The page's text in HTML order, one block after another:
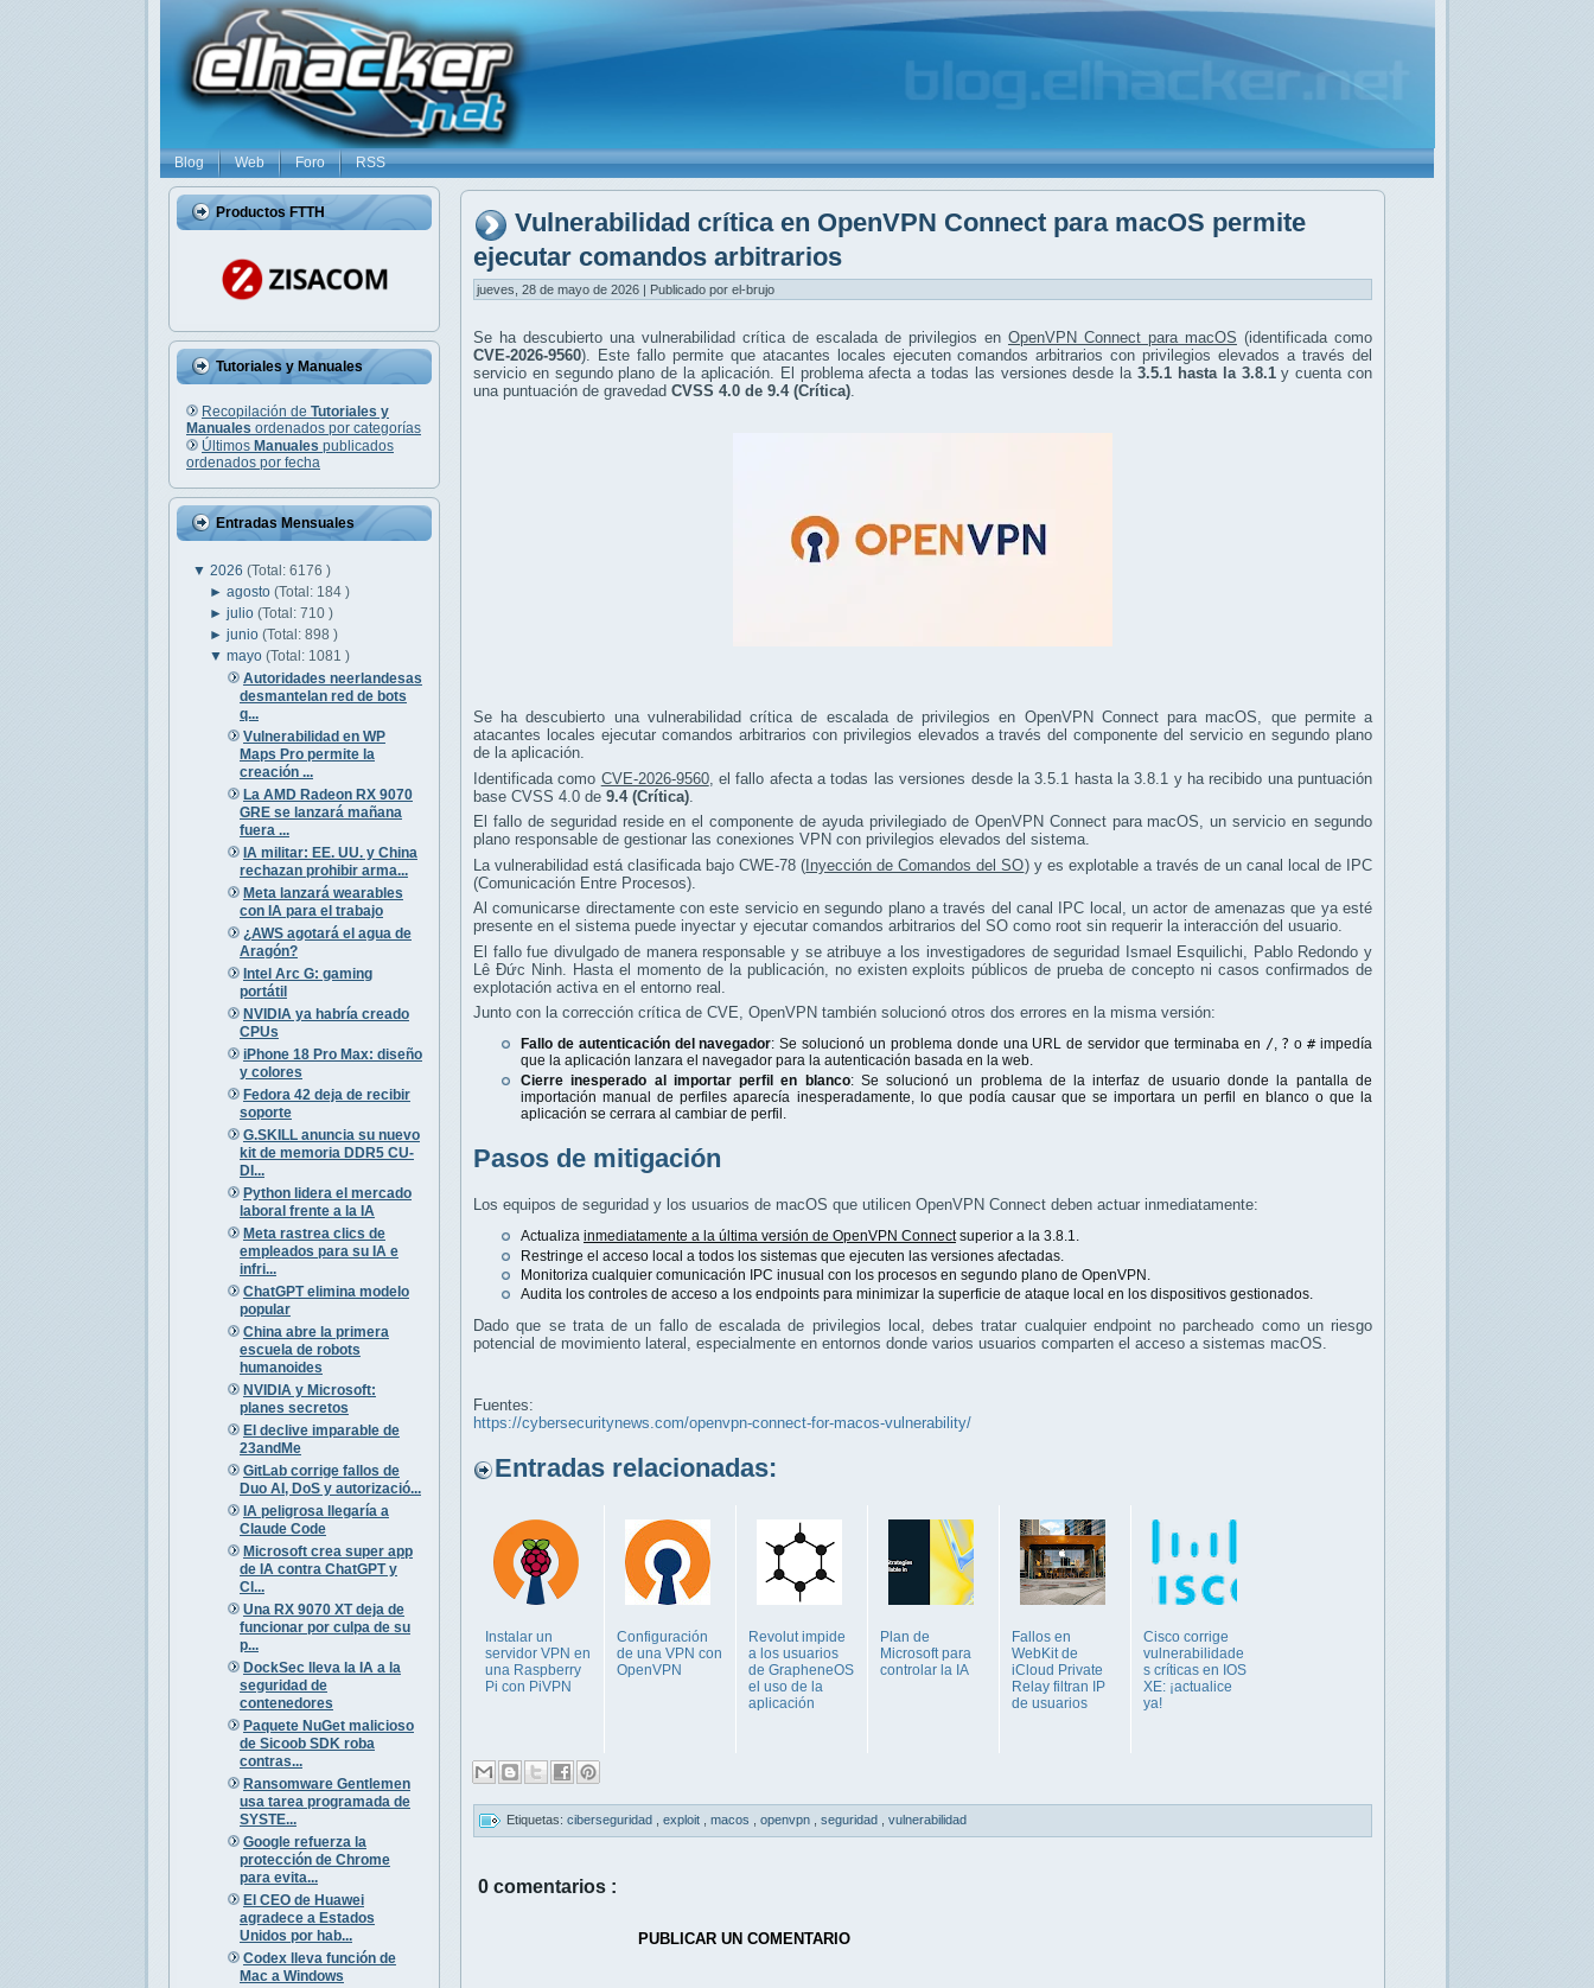
Blog Web Foro RSS
Productos FTTH
Tutoriales y Manuales
Recopilación de Tutoriales y
Manuales ordenados por categorías
Últimos Manuales publicados
ordenados por fecha
Entradas Mensuales
▼ 2026 (Total: 6176 )
►agosto(Total: 184 )
►julio(Total: 710 )
►junio(Total: 898 )
▼mayo(Total: 1081 )
Autoridades neerlandesas
desmantelan red de bots
q...
Vulnerabilidad en WP
Maps Pro permite la
creación ...
La AMD Radeon RX 9070
GRE se lanzará mañana
fuera ...
IA militar: EE. UU. y China
rechazan prohibir arma...
Meta lanzará wearables
con IA para el trabajo
¿AWS agotará el agua de
Aragón?
Intel Arc G: gaming
portátil
NVIDIA ya habría creado
CPUs
iPhone 18 Pro Max: diseño
y colores
Fedora 42 deja de recibir
soporte
G.SKILL anuncia su nuevo
kit de memoria DDR5 CU-
DI...
Python lidera el mercado
laboral frente a la IA
Meta rastrea clics de
empleados para su IA e
infri...
ChatGPT elimina modelo
popular
China abre la primera
escuela de robots
humanoides
NVIDIA y Microsoft:
planes secretos
El declive imparable de
23andMe
GitLab corrige fallos de
Duo AI, DoS y autorizació...
IA peligrosa llegaría a
Claude Code
Microsoft crea super app
de IA contra ChatGPT y
Cl...
Una RX 9070 XT deja de
funcionar por culpa de su
p...
DockSec lleva la IA a la
seguridad de
contenedores
Paquete NuGet malicioso
de Sicoob SDK roba
contras...
Ransomware Gentlemen
usa tarea programada de
SYSTE...
Google refuerza la
protección de Chrome
para evita...
El CEO de Huawei
agradece a Estados
Unidos por hab...
Codex lleva función de
Mac a Windows
Vulnerabilidad crítica en OpenVPN Connect para macOS permite
ejecutar comandos arbitrarios
jueves, 28 de mayo de 2026 | Publicado por el-brujo
Se ha descubierto una vulnerabilidad crítica de escalada de privilegios en OpenVPN Connect para macOS (identificada como
CVE-2026-9560). Este fallo permite que atacantes locales ejecuten comandos arbitrarios con privilegios elevados a través del
servicio en segundo plano de la aplicación. El problema afecta a todas las versiones desde la3.5.1 hasta la 3.8.1y cuenta con
una puntuación de gravedad CVSS 4.0 de 9.4 (Crítica)
Se ha descubierto una vulnerabilidad crítica de escalada de privilegios en OpenVPN Connect para macOS, que permite a
atacantes locales ejecutar comandos arbitrarios con privilegios elevados a través del componente del servicio en segundo plano
de la aplicación.
Identificada como CVE-2026-9560, el fallo afecta a todas las versiones desde la 3.5.1 hasta la 3.8.1 y ha recibido una puntuación
base CVSS 4.0 de 9.4 (Crítica)
El fallo de seguridad reside en el componente de ayuda privilegiado de OpenVPN Connect para macOS, un servicio en segundo
plano responsable de gestionar las conexiones VPN con privilegios elevados del sistema.
La vulnerabilidad está clasificada bajo CWE-78 ( Inyección de Comandos del SO) y es explotable a través de un canal local de IPC
(Comunicación Entre Procesos).
Al comunicarse directamente con este servicio en segundo plano a través del canal IPC local, un actor de amenazas que ya esté
presente en el sistema puede inyectar y ejecutar comandos arbitrarios del SO como root sin requerir la interacción del usuario.
El fallo fue divulgado de manera responsable y se atribuye a los investigadores de seguridad Ismael Esquilichi, Pablo Redondo y
Lê Đức Ninh. Hasta el momento de la publicación, no existen exploits públicos de prueba de concepto ni casos confirmados de
explotación activa en el entorno real.
Junto con la corrección crítica de CVE, OpenVPN también solucionó otros dos errores en la misma versión:
Fallo de autenticación del navegador: Se solucionó un problema donde una URL de servidor que terminaba en /, ? o#impedía
que la aplicación lanzara el navegador para la autenticación basada en la web.
Cierre inesperado al importar perfil en blanco: Se solucionó un problema de la interfaz de usuario donde la pantalla de
importación manual de perfiles aparecía inesperadamente, lo que podía causar que se importara un perfil en blanco o que la
aplicación se cerrara al cambiar de perfil.
Pasos de mitigación
Los equipos de seguridad y los usuarios de macOS que utilicen OpenVPN Connect deben actuar inmediatamente:
Actualiza inmediatamente a la última versión de OpenVPN Connectsuperior a la 3.8.1.
Restringe el acceso local a todos los sistemas que ejecuten las versiones afectadas.
Monitoriza cualquier comunicación IPC inusual con los procesos en segundo plano de OpenVPN.
Audita los controles de acceso a los endpoints para minimizar la superficie de ataque local en los dispositivos gestionados.
Dado que se trata de un fallo de escalada de privilegios local, debes tratar cualquier endpoint no parcheado como un riesgo
potencial de movimiento lateral, especialmente en entornos donde varios usuarios comparten el acceso a sistemas macOS.
Fuentes:
https://cybersecuritynews.com/openvpn-connect-for-macos-vulnerability/
Entradas relacionadas:
Instalar un
servidor VPN en
una Raspberry
Pi con PiVPN
Configuración
de una VPN con
OpenVPN
Revolut impide
a los usuarios
de GrapheneOS
el uso de la
aplicación
Plan de
Microsoft para
controlar la IA
Fallos en
WebKit de
iCloud Private
Relay filtran IP
de usuarios
Cisco corrige
vulnerabilidade
s críticas en IOS
XE: ¡actualice
ya!
Etiquetas: ciberseguridad exploit macos openvpn seguridad vulnerabilidad
0 comentarios :
PUBLICAR UN COMENTARIO